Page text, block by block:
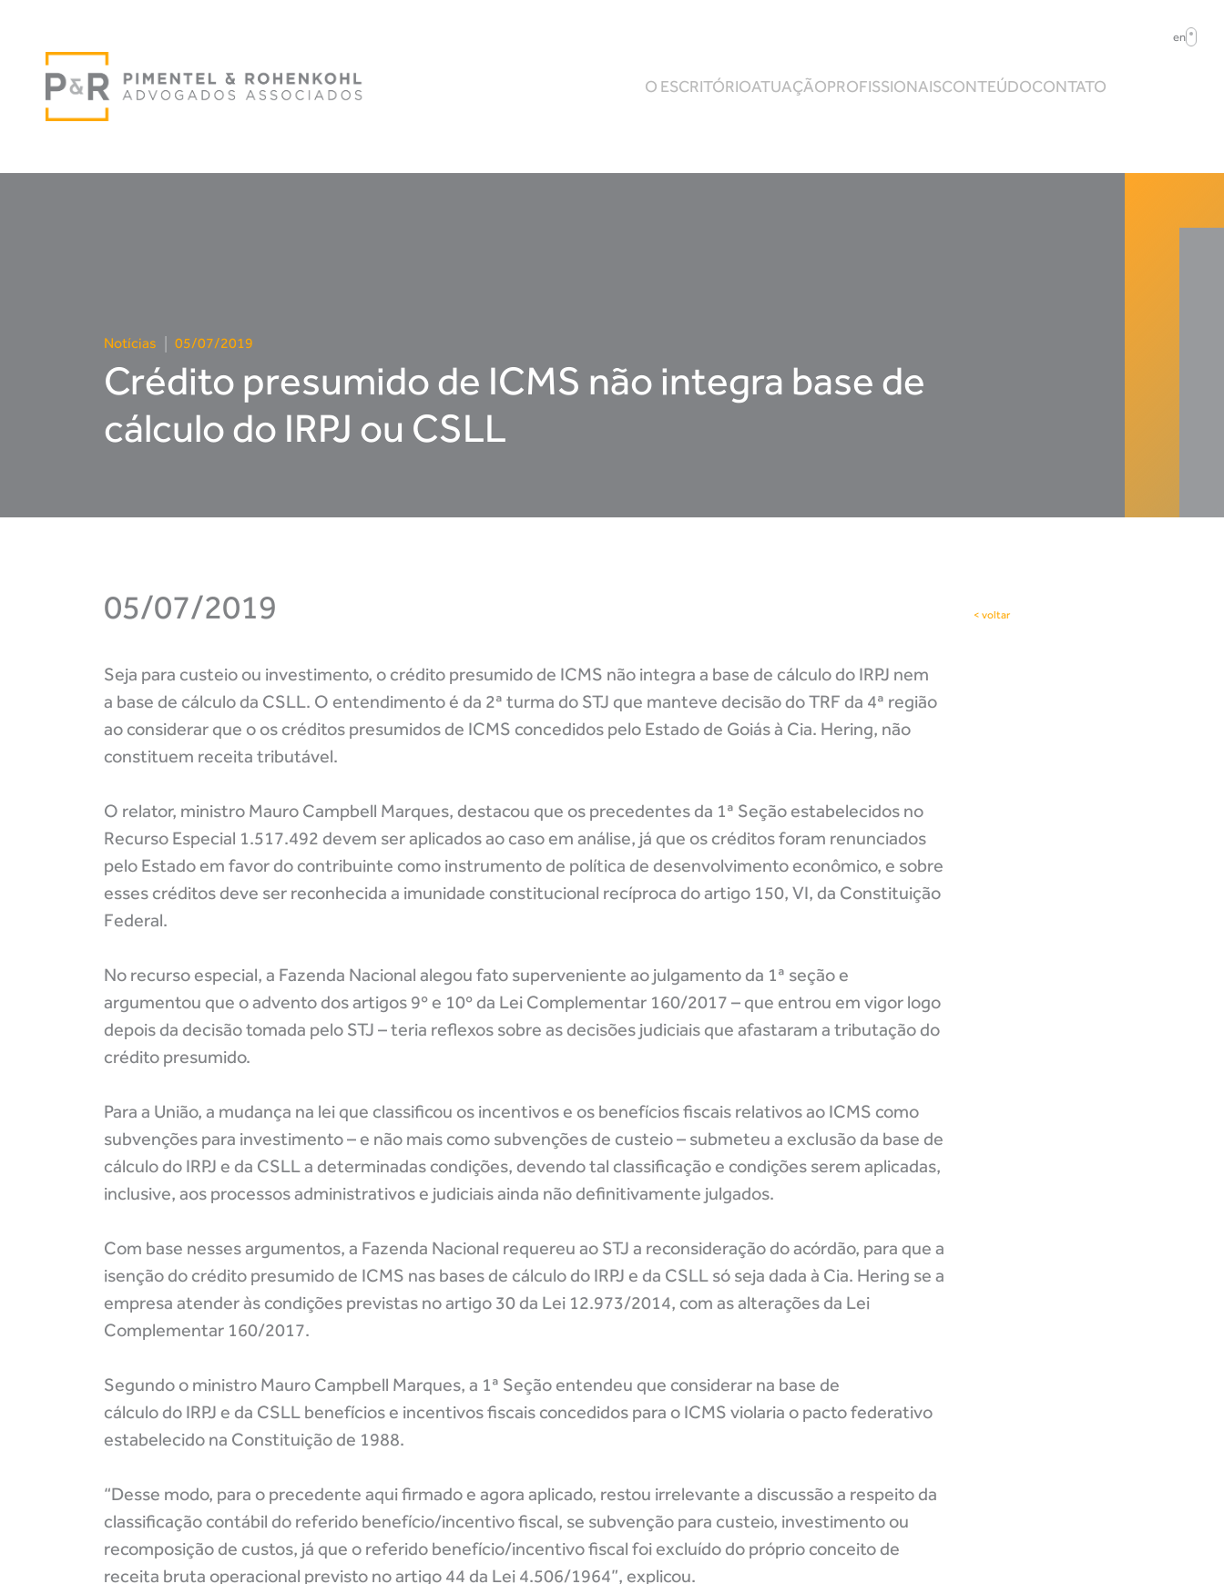
en
O ESCRITÓRIOATUAÇÃOPROFISSIONAISCONTEÚDOCONTATO
Notícias 05/07/2019
Crédito presumido de ICMS não integra base de
cálculo do IRPJ ou CSLL
05/07/2019
Seja para custeio ou investimento, o crédito presumido de ICMS não integra a base de cálculo do IRPJ nem
a base de cálculo da CSLL. O entendimento é da 2ª turma do STJ que manteve decisão do TRF da 4ª região
ao considerar que o os créditos presumidos de ICMS concedidos pelo Estado de Goiás à Cia. Hering, não
constituem receita tributável.
O relator, ministro Mauro Campbell Marques, destacou que os precedentes da 1ª Seção estabelecidos no
Recurso Especial 1.517.492 devem ser aplicados ao caso em análise, já que os créditos foram renunciados
pelo Estado em favor do contribuinte como instrumento de política de desenvolvimento econômico, e sobre
esses créditos deve ser reconhecida a imunidade constitucional recíproca do artigo 150, VI, da Constituição
Federal.
No recurso especial, a Fazenda Nacional alegou fato superveniente ao julgamento da 1ª seção e
argumentou que o advento dos artigos 9º e 10º da Lei Complementar 160/2017 – que entrou em vigor logo
depois da decisão tomada pelo STJ – teria reflexos sobre as decisões judiciais que afastaram a tributação do
crédito presumido.
Para a União, a mudança na lei que classificou os incentivos e os benefícios fiscais relativos ao ICMS como
subvenções para investimento – e não mais como subvenções de custeio – submeteu a exclusão da base de
cálculo do IRPJ e da CSLL a determinadas condições, devendo tal classificação e condições serem aplicadas,
inclusive, aos processos administrativos e judiciais ainda não definitivamente julgados.
Com base nesses argumentos, a Fazenda Nacional requereu ao STJ a reconsideração do acórdão, para que a
isenção do crédito presumido de ICMS nas bases de cálculo do IRPJ e da CSLL só seja dada à Cia. Hering se a
empresa atender às condições previstas no artigo 30 da Lei 12.973/2014, com as alterações da Lei
Complementar 160/2017.
Segundo o ministro Mauro Campbell Marques, a 1ª Seção entendeu que considerar na base de
cálculo do IRPJ e da CSLL benefícios e incentivos fiscais concedidos para o ICMS violaria o pacto federativo
estabelecido na Constituição de 1988.
“Desse modo, para o precedente aqui firmado e agora aplicado, restou irrelevante a discussão a respeito da
classificação contábil do referido benefício/incentivo fiscal, se subvenção para custeio, investimento ou
recomposição de custos, já que o referido benefício/incentivo fiscal foi excluído do próprio conceito de
receita bruta operacional previsto no artigo 44 da Lei 4.506/1964”, explicou.
< voltar